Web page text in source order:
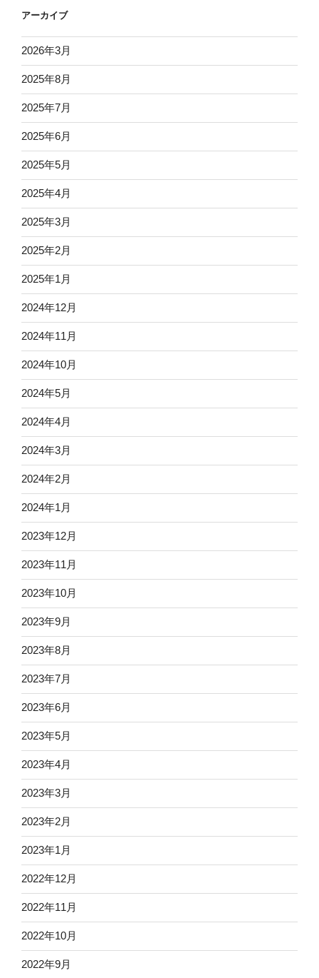
アーカイブ
2026年3月
2025年8月
2025年7月
2025年6月
2025年5月
2025年4月
2025年3月
2025年2月
2025年1月
2024年12月
2024年11月
2024年10月
2024年5月
2024年4月
2024年3月
2024年2月
2024年1月
2023年12月
2023年11月
2023年10月
2023年9月
2023年8月
2023年7月
2023年6月
2023年5月
2023年4月
2023年3月
2023年2月
2023年1月
2022年12月
2022年11月
2022年10月
2022年9月